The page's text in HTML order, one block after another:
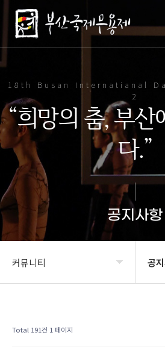
18th Busan Internatianal
2
“희망의 춤, 부산
다.”
공지사항
커뮤니티
프로그램
공
Total 191건 1 페이지